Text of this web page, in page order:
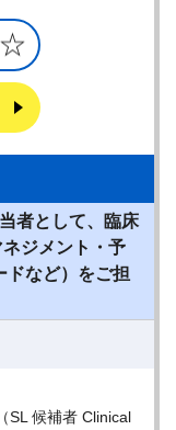
者として、臨床
ジメント・予
ドなど）をご担
SL 候補者 Clinical